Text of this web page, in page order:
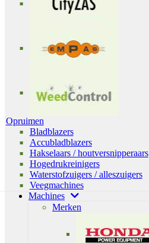
Opruimen
Bladblazers
Accubladblazers
Hakselaars / houtversnipperaars
Hogedrukreinigers
Waterstofzuigers / alleszuigers
Veegmachines
Machines
Merken